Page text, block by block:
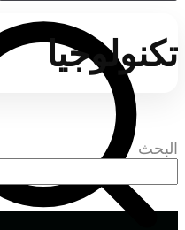
تكنولوجيا
البحث